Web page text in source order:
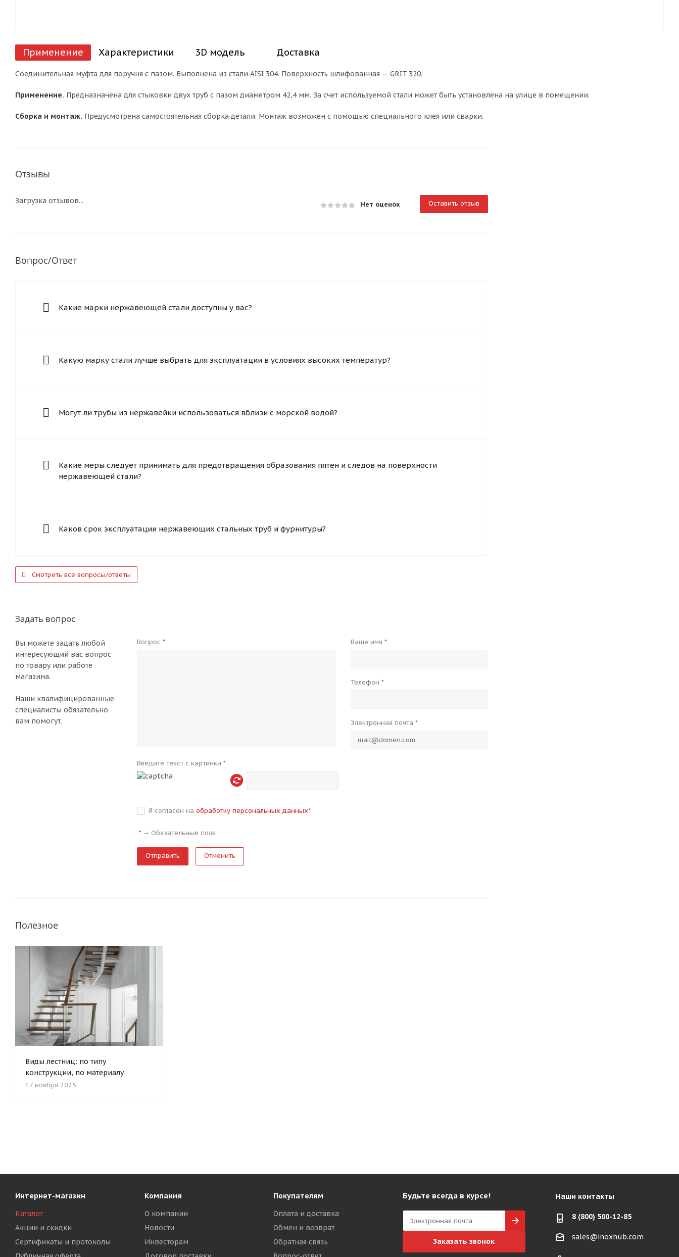
Применение Характеристики 3D модель Доставка
Соединительная муфта для поручня с пазом. Выполнена из стали AISI 304. Поверхность шлифованная — GRIT 320.
Применение. Предназначена для стыковки двух труб с пазом диаметром 42,4 мм. За счет используемой стали может быть установлена на улице в помещении.
Сборка и монтаж. Предусмотрена самостоятельная сборка детали. Монтаж возможен с помощью специального клея или сварки.
Отзывы
Нет оценок Оставить отзыв
Загрузка отзывов...
Вопрос/Ответ
Какие марки нержавеющей стали доступны у вас?
Какую марку стали лучше выбрать для эксплуатации в условиях высоких температур?
Могут ли трубы из нержавейки использоваться вблизи с морской водой?
Какие меры следует принимать для предотвращения образования пятен и следов на поверхности
нержавеющей стали?
Каков срок эксплуатации нержавеющих стальных труб и фурнитуры?
Смотреть все вопросы/ответы
Задать вопрос
Вы можете задать любой
интересующий вас вопрос
по товару или работе
магазина.
Наши квалифицированные
специалисты обязательно
вам помогут.
Вопрос* Ваше имя *
Телефон *
Электронная почта *
Введите текст с картинки*
Я согласен наобработку персональных данных*
* —Обязательные поля
Отменить
Полезное
Виды лестниц: по типу
конструкции, по материалу
17 ноября 2025
Интернет-магазин
Каталог
Акции и скидки
Сертификаты и протоколы
Компания
О компании
Новости
Инвесторам
Покупателям
Оплата и доставка
Обмен и возврат
Обратная связь
Будьте всегда в курсе!
Заказать звонок
Наши контакты
8 (800) 500-12-85
sales@inoxhub.com